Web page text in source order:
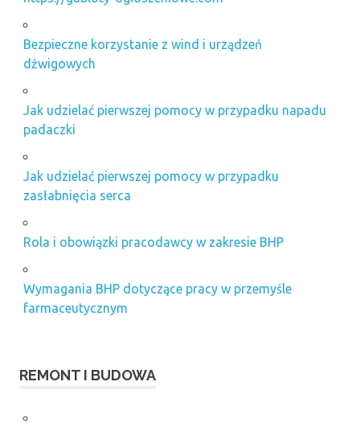
Bezpieczne korzystanie z wind i urządzeń
dźwigowych
Jak udzielać pierwszej pomocy w przypadku napadu
padaczki
Jak udzielać pierwszej pomocy w przypadku
zasłabnięcia serca
Rola i obowiązki pracodawcy w zakresie BHP
Wymagania BHP dotyczące pracy w przemyśle
farmaceutycznym
REMONT I BUDOWA